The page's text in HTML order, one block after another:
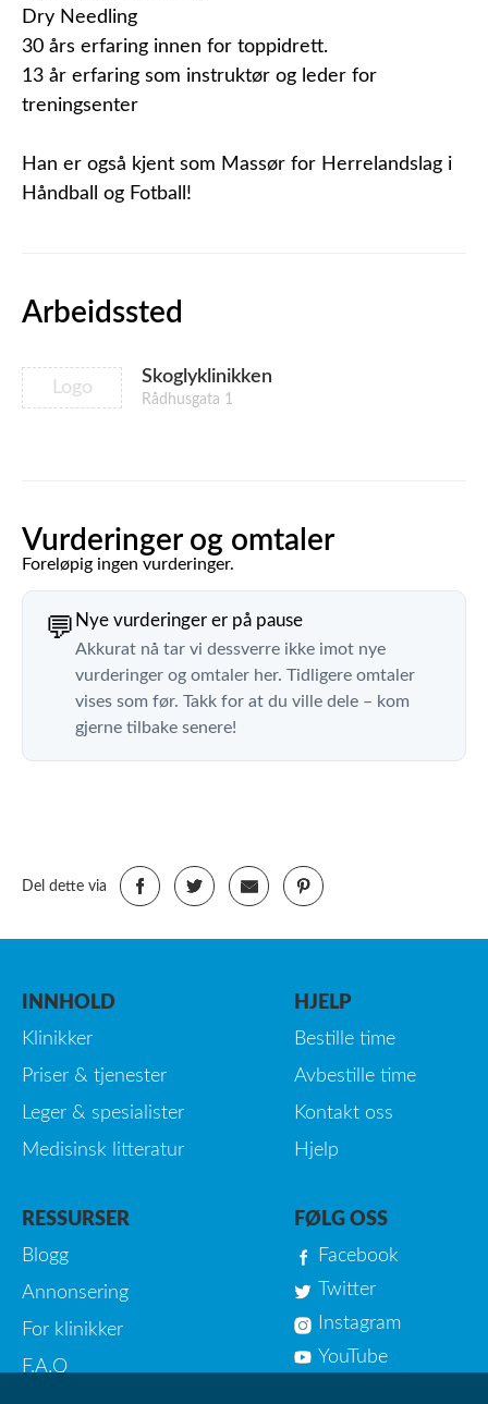
Dry Needling
30 års erfaring innen for toppidrett.
13 år erfaring som instruktør og leder for
treningsenter
Han er også kjent som Massør for Herrelandslag i
Håndball og Fotball!
Arbeidssted
Logo
Skoglyklinikken
Rådhusgata 1
Vurderinger og omtaler
Foreløpig ingen vurderinger.
💬 Nye vurderinger er på pause
Akkurat nå tar vi dessverre ikke imot nye
vurderinger og omtaler her. Tidligere omtaler
vises som før. Takk for at du ville dele – kom
gjerne tilbake senere!
Del dette via
INNHOLD
Klinikker
Priser & tjenester
Leger & spesialister
Medisinsk litteratur
HJELP
Bestille time
Avbestille time
Kontakt oss
Hjelp
RESSURSER
Blogg
Annonsering
For klinikker
F.A.Q
FØLG OSS
Facebook
Twitter
Instagram
YouTube